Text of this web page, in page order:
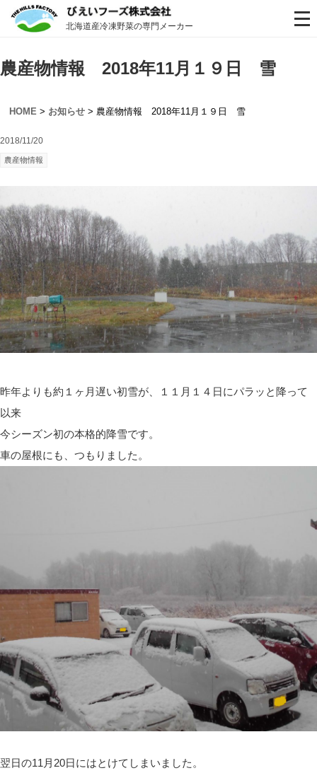
北海道産冷凍野菜の専門メーカー
農産物情報 2018年11月１９日 雪
HOME > お知らせ > 農産物情報 2018年11月１９日 雪
2018/11/20
農産物情報
昨年よりも約１ヶ月遅い初雪が、１１月１４日にパラッと降って
以来
今シーズン初の本格的降雪です。
車の屋根にも、つもりました。
翌日の11月20日にはとけてしまいました。